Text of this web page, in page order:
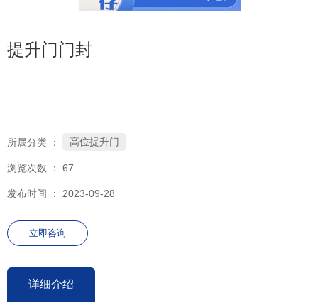
提升门门封
所属分类 ： 高位提升门
浏览次数 ： 67
发布时间 ： 2023-09-28
立即咨询
详细介绍